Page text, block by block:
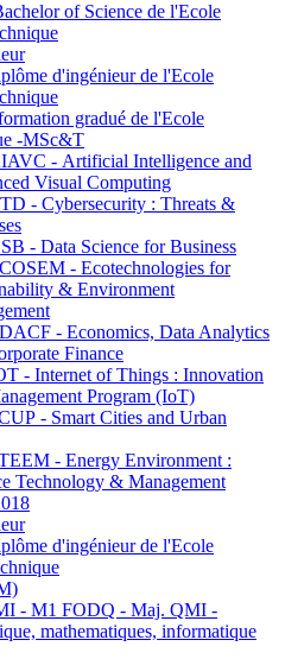
of Science de l'Ecole
d'ingénieur de l'Ecole
gradué de l'Ecole
-MSc&T
- Artificial Intelligence and
Visual Computing
- Cybersecurity : Threats &
- Data Science for Business
- Ecotechnologies for
& Environment
- Economics, Data Analytics
Finance
- Internet of Things : Innovation
Program (IoT)
- Smart Cities and Urban
- Energy Environment :
Technology & Management
d'ingénieur de l'Ecole
- M1 FODQ - Maj. QMI -
mathematiques, informatique